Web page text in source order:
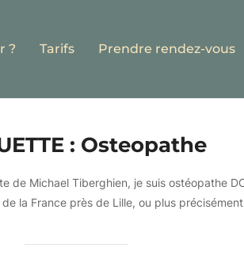
? Tarifs Prendre rendez-vous
: Osteopathe
de Michael Tiberghien, je suis ostéopathe
la France près de Lille, ou plus